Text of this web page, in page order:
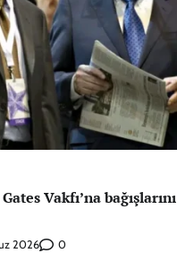
Vakfı’na bağışlarını
2026 0